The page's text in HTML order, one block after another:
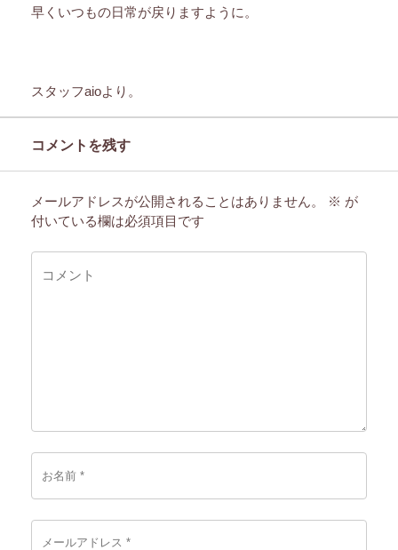
早くいつもの日常が戻りますように。
スタッフaioより。
コメントを残す
メールアドレスが公開されることはありません。 ※ が
付いている欄は必須項目です